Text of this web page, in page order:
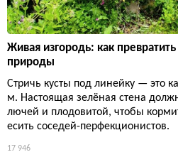
Живая изгородь: как
природы
Стричь кусты под линейку — это
м. Настоящая зелёная стена
лючей и плодовитой, чтобы
есить соседей-перфекционистов.
17 946